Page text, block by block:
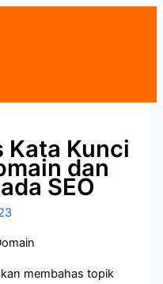
Kata Kunci
dan
SEO
membahas topik